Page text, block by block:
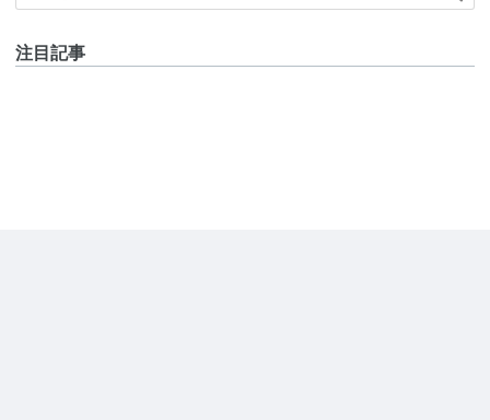
注目記事